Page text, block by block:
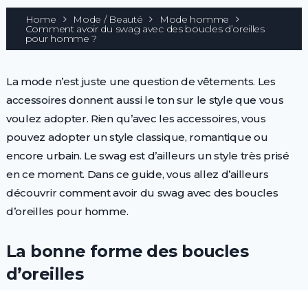
Home Mode / Beauté Mode homme
Comment avoir du swag avec des boucles d’oreilles
pour homme ?
La mode n’est juste une question de vêtements. Les
accessoires donnent aussi le ton sur le style que vous
voulez adopter. Rien qu’avec les accessoires, vous
pouvez adopter un style classique, romantique ou
encore urbain. Le swag est d’ailleurs un style très prisé
en ce moment. Dans ce guide, vous allez d’ailleurs
découvrir comment avoir du swag avec des boucles
d’oreilles pour homme.
La bonne forme des boucles
d’oreilles